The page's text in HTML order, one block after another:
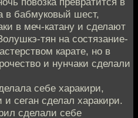
в бабмуковый шест,
в меч-катану и сделают
тян на состязание-
карате, но в
и нунчаки сделали
себе харакири,
сеган сделал харакири.
сделали себе